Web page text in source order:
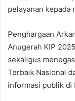
pelayanan kepada
Penghargaan
Anugerah KIP
sekaligus
Terbaik Nasional
informasi publik di